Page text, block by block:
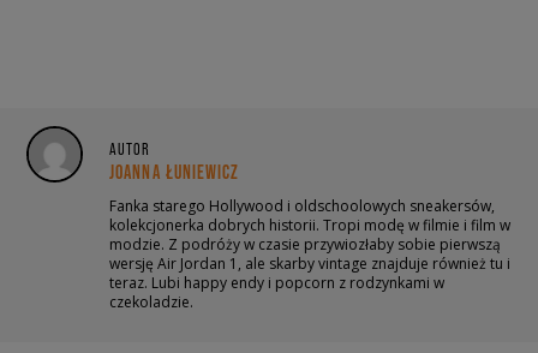
AUTOR
JOANNA ŁUNIEWICZ
Fanka starego Hollywood i oldschoolowych sneakersów,
kolekcjonerka dobrych historii. Tropi modę w filmie i film w
modzie. Z podróży w czasie przywiozłaby sobie pierwszą
wersję Air Jordan 1, ale skarby vintage znajduje również tu i
teraz. Lubi happy endy i popcorn z rodzynkami w
czekoladzie.